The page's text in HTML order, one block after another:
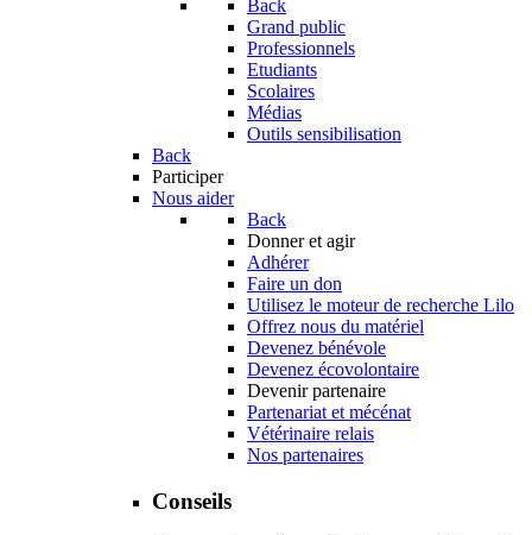
Back
Grand public
Professionnels
Etudiants
Scolaires
Médias
Outils sensibilisation
Back
Participer
Nous aider
Back
Donner et agir
Adhérer
Faire un don
Utilisez le moteur de recherche Lilo
Offrez nous du matériel
Devenez bénévole
Devenez écovolontaire
Devenir partenaire
Partenariat et mécénat
Vétérinaire relais
Nos partenaires
Conseils